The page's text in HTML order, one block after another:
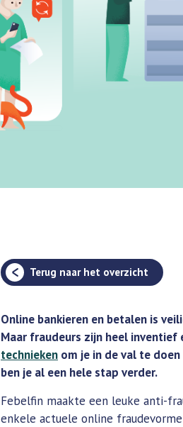
Terug naar het overzicht
Online bankieren en betalen is
Maar fraudeurs zijn heel inventief
technieken om je in de val te
ben je al een hele stap verder.
Febelfin maakte een leuke anti-
enkele actuele online